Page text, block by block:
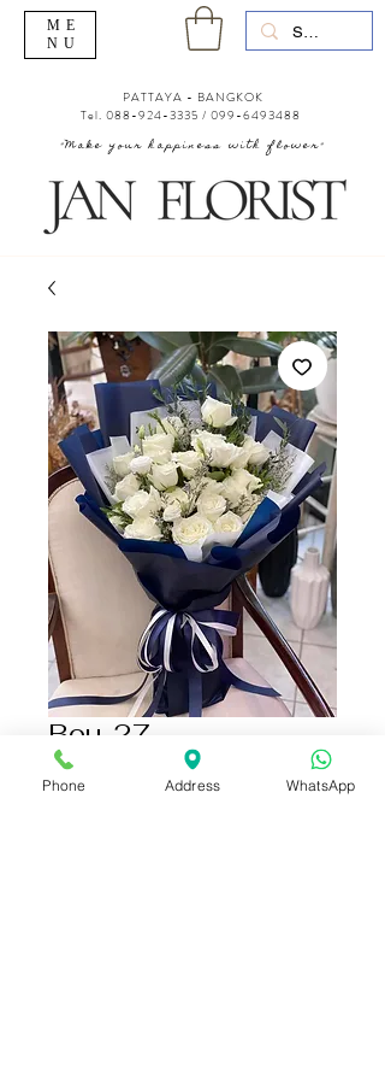
"Make your happiness with flower"
PATTAYA - BANGKOK
Tel. 088-924-3335 / 099-6493488
ME
NU
Bou-27
฿2,590.00 ราคา
Phone Address WhatsApp